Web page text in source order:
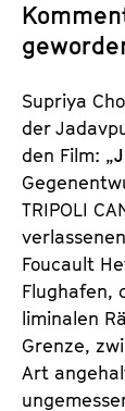
Supriya
der
den Film: „
TRIPOLI
Foucault
Flughafen,
liminalen
Grenze,
Art